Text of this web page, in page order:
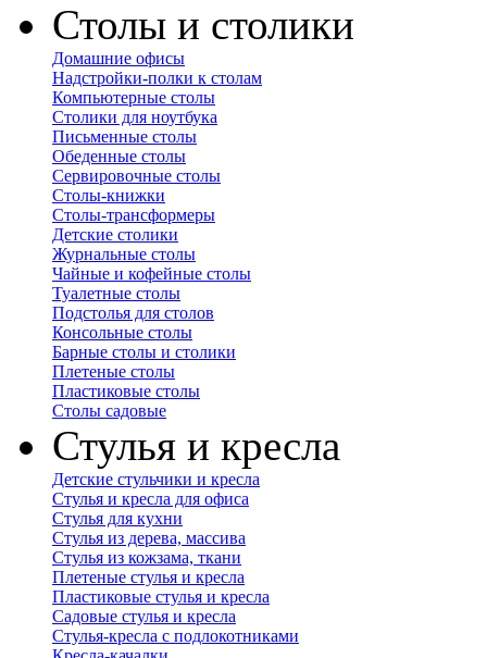
Столы и столики
Домашние офисы
Надстройки-полки к столам
Компьютерные столы
Столики для ноутбука
Письменные столы
Обеденные столы
Сервировочные столы
Столы-книжки
Столы-трансформеры
Детские столики
Журнальные столы
Чайные и кофейные столы
Туалетные столы
Подстолья для столов
Консольные столы
Барные столы и столики
Плетеные столы
Пластиковые столы
Столы садовые
Стулья и кресла
Детские стульчики и кресла
Стулья и кресла для офиса
Стулья для кухни
Стулья из дерева, массива
Стулья из кожзама, ткани
Плетеные стулья и кресла
Пластиковые стулья и кресла
Садовые стулья и кресла
Стулья-кресла с подлокотниками